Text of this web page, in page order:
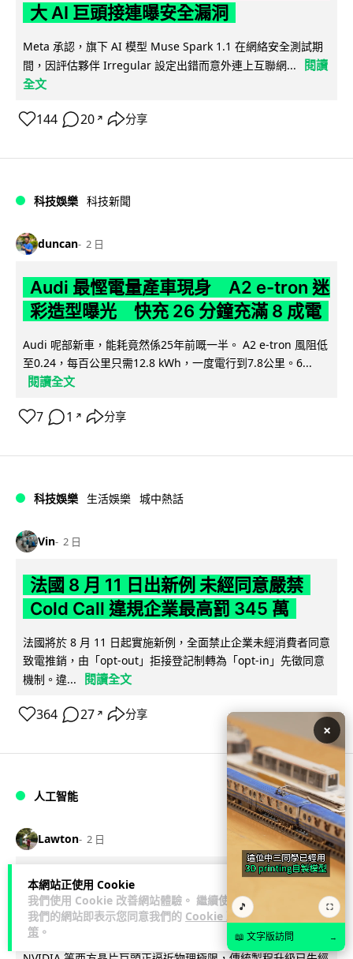
本網站正使用 Cookie
我們使用 Cookie 改善網站體驗。 繼續使用
我們的網站即表示您同意我們的 Cookie 政
策 。
大 AI 巨頭接連曝安全漏洞
Meta 承認，旗下 AI 模型 Muse Spark 1.1 在網絡安全測試期
間，因評估夥伴 Irregular 設定出錯而意外連上互聯網...
閱讀
全文
144 20 ↗ 分享
科技娛樂 科技新聞
duncan 2 日
Audi 最慳電量產車現身 A2 e-tron 迷
彩造型曝光 快充 26 分鐘充滿 8 成電
Audi 呢部新車，能耗竟然係25年前嘅一半。 A2 e-tron 風阻低
至0.24，每百公里只需12.8 kWh，一度電行到7.8公里。6...
閱讀全文
7 1 ↗ 分享
科技娛樂 生活娛樂 城中熱話
Vin 2 日
法國 8 月 11 日出新例 未經同意嚴禁
Cold Call 違規企業最高罰 345 萬
法國將於 8 月 11 日起實施新例，全面禁止企業未經消費者同意
致電推銷，由「opt-out」拒接登記制轉為「opt-in」先徵同意
機制。違...
閱讀全文
364 27 ↗ 分享
人工智能
Lawton 2 日
華為科學家警告 NVIDIA 已近物理極限
華為「韜定律」可繞過摩爾定律瓶頸
華為半導體首席科學家廖恒罕見接受近 5 小時專訪，警告
×
🎵 ⛶
📖 文字版訪問 →